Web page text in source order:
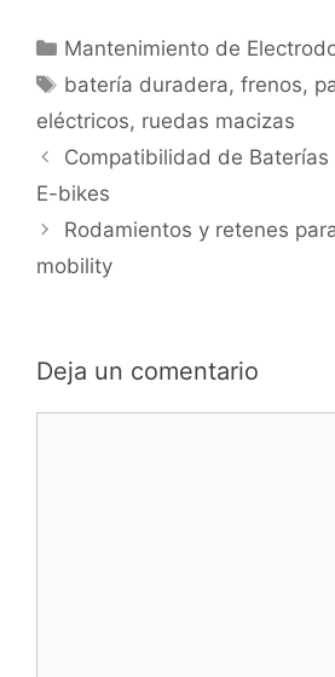
Categorías
Mantenimiento de
Etiquetas
batería duradera,frenos,
eléctricos, ruedas macizas
Navegación
de
Compatibilidad de Baterías
E-bikes
Rodamientos y retenes
mobility
Deja un comentario